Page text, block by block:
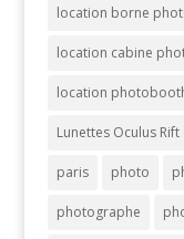
location borne
location cabine
location
Lunettes Oculus Rift
paris photo
photographe